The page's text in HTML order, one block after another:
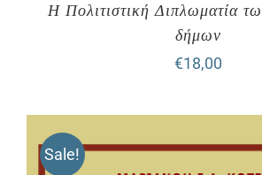
Η Πολιτιστική Διπλωματία
δήμων
€18,00
Sale!